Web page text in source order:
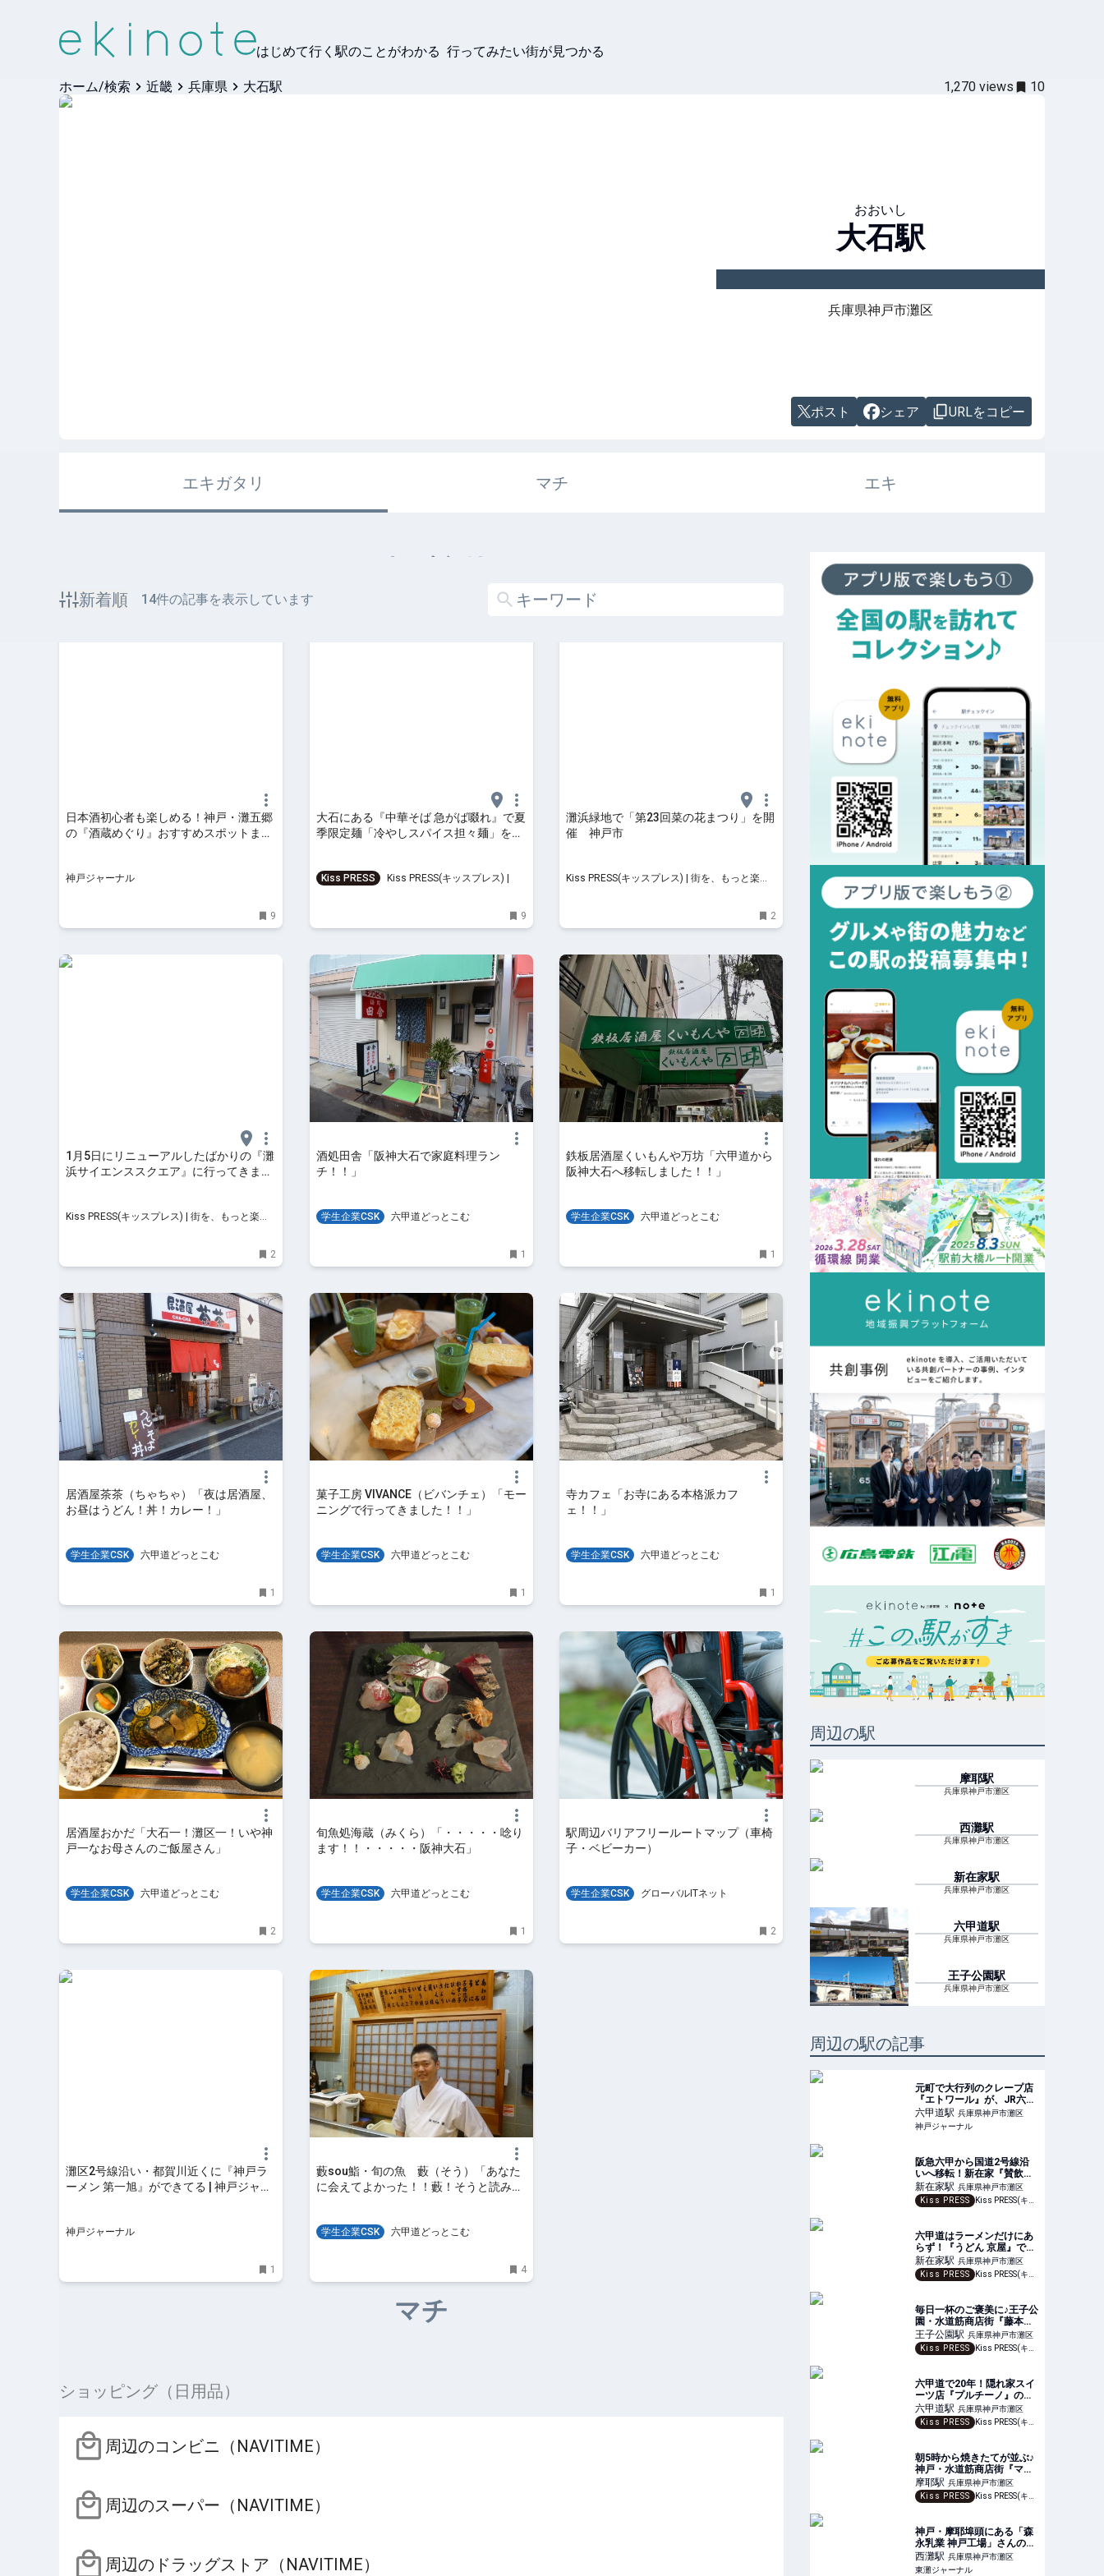
はじめて行く駅のことがわかる 行ってみたい街が見つかる
ホーム/検索 近畿 兵庫県 大石駅 1,270 views 10
おおいし
大石駅
兵庫県神戸市灘区
ポスト シェア URLをコピー
エキガタリ マチ エキ
エキガタリ
新着順 14件の記事を表示しています
日本酒初心者も楽しめる！神戸・灘五郷
の『酒蔵めぐり』おすすめスポットまと
神戸ジャーナル
9
大石にある『中華そば 急がば啜れ』で夏
季限定麺「冷やしスパイス担々麺」を実
Kiss PRESS
Kiss PRESS(キッスプレス) | 街
9
灘浜緑地で「第23回菜の花まつり」を開
催 神戸市
Kiss PRESS(キッスプレス) | 街を、もっと楽し
2
1月5日にリニューアルしたばかりの『灘
浜サイエンススクエア』に行ってきまし
Kiss PRESS(キッスプレス) | 街を、もっと楽し
2
酒処田舎「阪神大石で家庭料理ラン
チ！！」
学生企業CSK 六甲道どっとこむ
1
鉄板居酒屋くいもんや万坊「六甲道から
阪神大石へ移転しました！！」
学生企業CSK 六甲道どっとこむ
1
居酒屋茶茶（ちゃちゃ）「夜は居酒屋、
お昼はうどん！丼！カレー！」
学生企業CSK 六甲道どっとこむ
1
菓子工房 VIVANCE（ビバンチェ）「モー
ニングで行ってきました！！」
学生企業CSK 六甲道どっとこむ
1
寺カフェ「お寺にある本格派カフ
ェ！！」
学生企業CSK 六甲道どっとこむ
1
居酒屋おかだ「大石一！灘区一！いや神
戸一なお母さんのご飯屋さん」
学生企業CSK 六甲道どっとこむ
2
旬魚処海蔵（みくら）「・・・・・唸り
ます！！・・・・・阪神大石」
学生企業CSK 六甲道どっとこむ
1
駅周辺バリアフリールートマップ（車椅
子・ベビーカー）
学生企業CSK グローバルITネット
2
灘区2号線沿い・都賀川近くに『神戸ラ
ーメン 第一旭』ができてる | 神戸ジャー
神戸ジャーナル
1
藪sou鮨・旬の魚 藪（そう）「あなた
に会えてよかった！！藪！そうと読みま
学生企業CSK 六甲道どっとこむ
4
マチ
ショッピング（日用品）
周辺のコンビニ（NAVITIME）
周辺のスーパー（NAVITIME）
周辺のドラッグストア（NAVITIME）
周辺の駅
摩耶駅
兵庫県神戸市灘区
西灘駅
兵庫県神戸市灘区
新在家駅
兵庫県神戸市灘区
六甲道駅
兵庫県神戸市灘区
王子公園駅
兵庫県神戸市灘区
周辺の駅の記事
元町で大行列のクレープ店
『エトワール』が、JR六甲
道駅すぐの商店街にオープ
ン。人気のパリパリクレー
プに、初のジェラートも |
六甲道駅 兵庫県神戸市灘区
神戸ジャーナル
阪急六甲から国道2号線沿
いへ移転！新在家『賛飲家
（さんのみや）』の大人の
贅沢ランチ
新在家駅 兵庫県神戸市灘区
Kiss PRESS
Kiss PRESS(キッスプレス) | 街を、もっと楽しもう
六甲道はラーメンだけにあ
らず！『うどん 京屋』で食
す地元タッグの生ゆばなん
ばん
新在家駅 兵庫県神戸市灘区
Kiss PRESS
Kiss PRESS(キッスプレス) | 街を、もっと楽しもう
毎日一杯のご褒美に♪王子公
園・水道筋商店街『藤本食
品』の濃厚ごま豆乳にハマ
る
王子公園駅 兵庫県神戸市灘区
Kiss PRESS
Kiss PRESS(キッスプレス) | 街を、もっと楽しもう
六甲道で20年！隠れ家スイ
ーツ店『プルチーノ』の幸
せ弾けるジューシータルト
六甲道駅 兵庫県神戸市灘区
Kiss PRESS
Kiss PRESS(キッスプレス) | 街を、もっと楽しもう
朝5時から焼きたてが並ぶ♪
神戸・水道筋商店街『マル
キーズキムラヤ』注目のパ
ンを紹介
摩耶駅 兵庫県神戸市灘区
Kiss PRESS
Kiss PRESS(キッスプレス) | 街を、もっと楽しもう
神戸・摩耶埠頭にある「森
永乳業 神戸工場」さんの工
場見学が3月4日（日）より
再開！リニューアルされた
西灘駅 兵庫県神戸市灘区
東灘ジャーナル